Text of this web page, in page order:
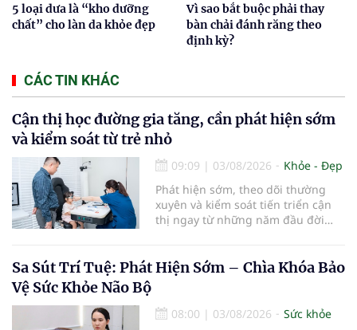
5 loại dưa là “kho dưỡng
chất” cho làn da khỏe đẹp
Vì sao bắt buộc phải thay
bàn chải đánh răng theo
định kỳ?
CÁC TIN KHÁC
Cận thị học đường gia tăng, cần phát hiện sớm
và kiểm soát từ trẻ nhỏ
09:09 | 03/08/2026
Khỏe - Đẹp
Phát hiện sớm, theo dõi thường
xuyên và kiểm soát tiến triển cận
thị ngay từ những năm đầu đời
trẻ. Đây cũng là định hướng của
Trung tâm Nhãn nhi và Kiểm soát
Đô đưa vào hoạt động ngày 1/8.
Sa Sút Trí Tuệ: Phát Hiện Sớm – Chìa Khóa Bảo
Vệ Sức Khỏe Não Bộ
08:00 | 03/08/2026
Sức khỏe